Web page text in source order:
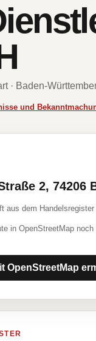
· Baden-
und
2, 74206
aus dem Handelsregister
in OpenStreetMap
OpenStreetMap